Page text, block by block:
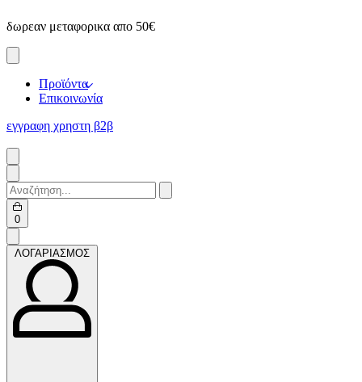
to
δωρεαν μεταφορικα απο 50€
Προϊόντα
Επικοινωνία
εγγραφη χρηστη β2β
Search
for:
0Open
cart
ΛΟΓΑΡΙΑΣΜΟΣ
ΛΟΓΑΡΙΑΣΜΟΣ